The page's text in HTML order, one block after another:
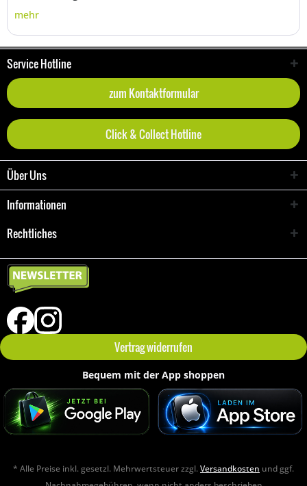
mehr
Service Hotline
zum Kontaktformular
Click & Collect Hotline
Über Uns
Informationen
Rechtliches
Vertrag widerrufen
Bequem mit der App shoppen
* Alle Preise inkl. gesetzl. Mehrwertsteuer zzgl.Versandkosten und ggf.